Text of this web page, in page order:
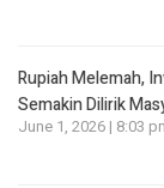
Rupiah Melemah,
Semakin Dilirik
June 1, 2026 | 8:03